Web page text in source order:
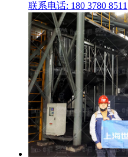
联系电话: 180 3780 8511